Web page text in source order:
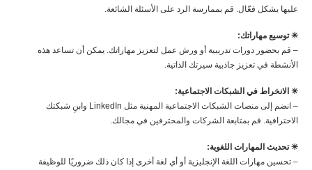
عليها بشكل فعّال. قم بممارسة الرد على الأسئلة الشائعة.
✳︎ توسيع مهاراتك:
– قم بحضور دورات تدريبية أو ورش عمل لتعزيز مهاراتك. يمكن أن تساعد هذه
الأنشطة في تعزيز جاذبية سيرتك الذاتية.
✳︎ الانخراط في الشبكات الاجتماعية:
– انضم إلى منصات الشبكات الاجتماعية المهنية مثل LinkedIn وابنِ شبكتك
الاحترافية. قم بمتابعة الشركات والمحترفين في مجالك.
✳︎ تحديث المهارات اللغوية:
– تحسين مهارات اللغة الإنجليزية أو أي لغة أخرى إذا كان ذلك ضروريًا للوظيفة